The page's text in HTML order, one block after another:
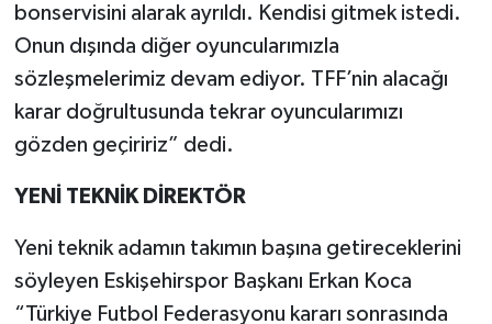
bonservisini alarak ayrıldı. Kendisi gitmek istedi.
Onun dışında diğer oyuncularımızla
sözleşmelerimiz devam ediyor. TFF’nin alacağı
karar doğrultusunda tekrar oyuncularımızı
gözden geçiririz” dedi.
YENİ TEKNİK DİREKTÖR
Yeni teknik adamın takımın başına getireceklerini
söyleyen Eskişehirspor Başkanı Erkan Koca
“Türkiye Futbol Federasyonu kararı sonrasında